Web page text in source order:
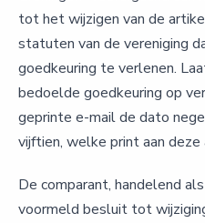
tot het wijzigen van de
statuten van de vereniging
goedkeuring te verlenen.
bedoelde goedkeuring op
geprinte e-mail de dato
vijftien, welke print aan
De comparant, handelend
voormeld besluit tot